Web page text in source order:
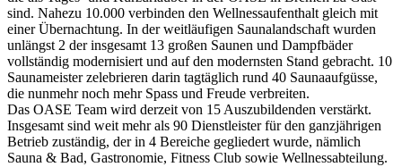
sind. Nahezu 10.000 verbinden den Wellnessaufenthalt gleich mit
einer Übernachtung. In der weitläufigen Saunalandschaft wurden
unlängst 2 der insgesamt 13 großen Saunen und Dampfbäder
vollständig modernisiert und auf den modernsten Stand gebracht. 10
Saunameister zelebrieren darin tagtäglich rund 40 Saunaaufgüsse,
die nunmehr noch mehr Spass und Freude verbreiten.
Das OASE Team wird derzeit von 15 Auszubildenden verstärkt.
Insgesamt sind weit mehr als 90 Dienstleister für den ganzjährigen
Betrieb zuständig, der in 4 Bereiche gegliedert wurde, nämlich
Sauna & Bad, Gastronomie, Fitness Club sowie Wellnessabteilung.